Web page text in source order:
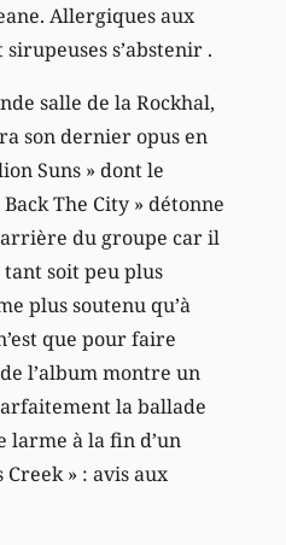
Allergiques aux
s’abstenir .
salle de la Rockhal,
son dernier opus en
Suns » dont le
The City » détonne
du groupe car il
soit peu plus
plus soutenu qu’à
que pour faire
l’album montre un
la ballade
larme à la fin d’un
Creek » : avis aux